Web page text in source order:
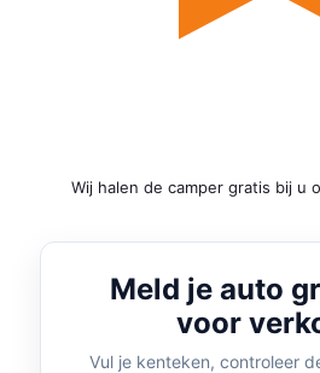
Wij halen de camper gratis bij u
Meld je auto
voor
Vul je kenteken, controleer